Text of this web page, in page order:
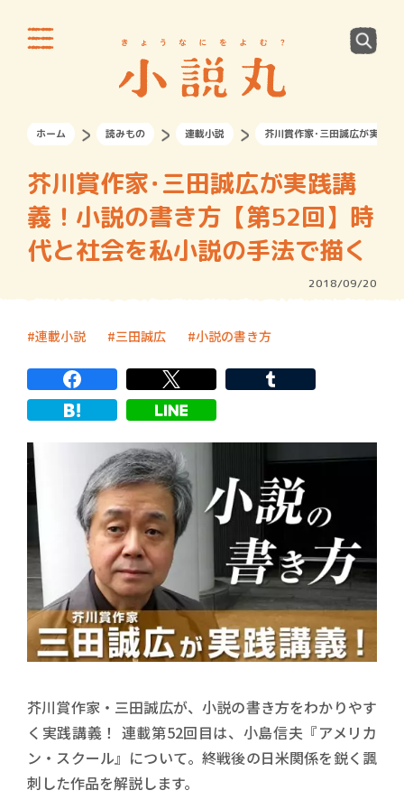
ホーム 読みもの 連載小説 芥川賞作家･三田誠広が実践
芥川賞作家･三田誠広が実践講
義！小説の書き方【第52回】時
代と社会を私小説の手法で描く
2018/09/20
連載小説 三田誠広 小説の書き方
芥川賞作家・三田誠広が、小説の書き方をわかりやす
く実践講義！ 連載第52回目は、小島信夫『アメリカ
ン・スクール』について。終戦後の日米関係を鋭く諷
刺した作品を解説します。